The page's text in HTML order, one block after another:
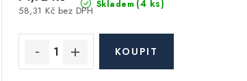
Skladem (4 ks)
58,31 Kč bez DPH